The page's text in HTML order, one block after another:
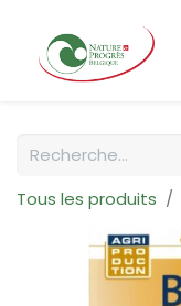
Tous les produits